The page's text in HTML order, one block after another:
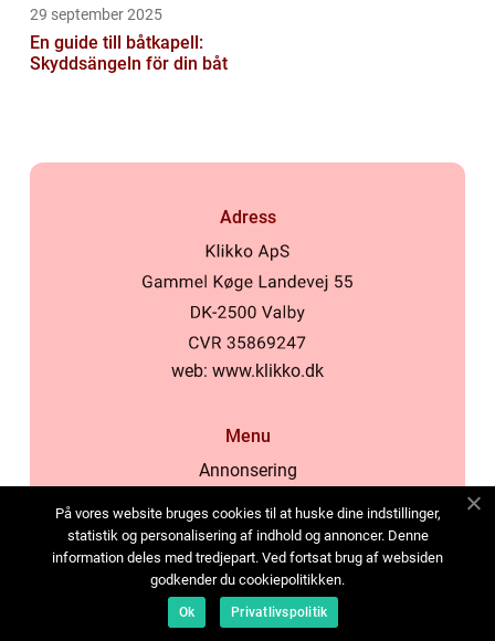
29 september 2025
En guide till båtkapell:
Skyddsängeln för din båt
Adress
web: www.klikko.dk
Menu
Annonsering
Cookies
Kontakta oss
Sitemap
På vores website bruges cookies til at huske dine indstillinger,
statistik og personalisering af indhold og annoncer. Denne
information deles med tredjepart. Ved fortsat brug af websiden
godkender du cookiepolitikken.
Ok Privatlivspolitik